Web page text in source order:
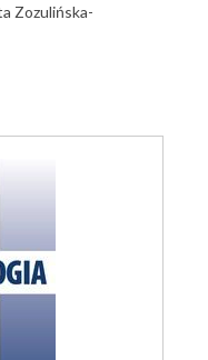
Zozulińska-